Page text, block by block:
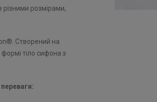
різними розмірами,
Створений на
формі тіло сифона з